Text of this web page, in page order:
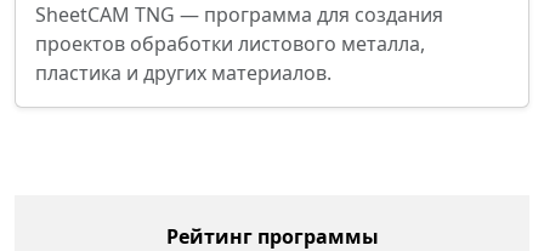
SheetCAM TNG — программа для создания
проектов обработки листового металла,
пластика и других материалов.
Рейтинг программы